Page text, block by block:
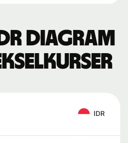
Diagram
IDR